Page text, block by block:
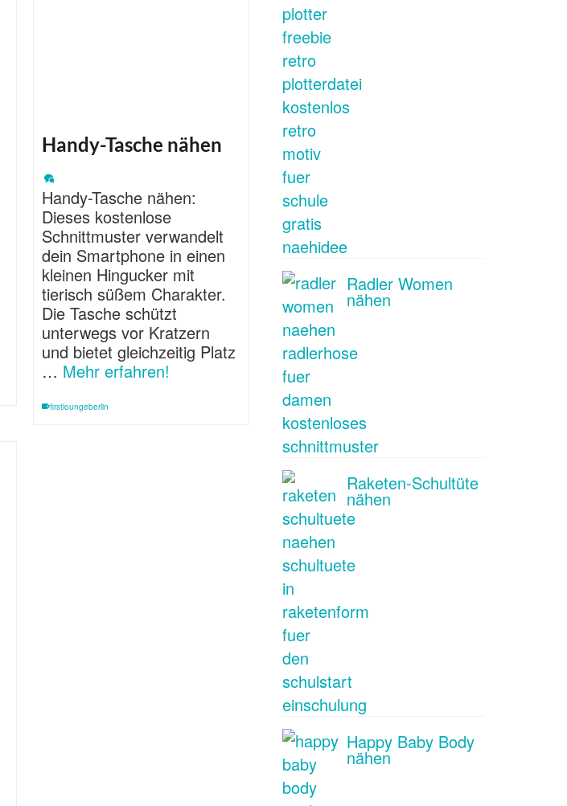
Handy-Tasche nähen
Handy-Tasche nähen:
Dieses kostenlose
Schnittmuster verwandelt
dein Smartphone in einen
kleinen Hingucker mit
tierisch süßem Charakter.
Die Tasche schützt
unterwegs vor Kratzern
und bietet gleichzeitig Platz
… Mehr erfahren!
firstloungeberlin
Radler Women
nähen
Raketen-Schultüte
nähen
Happy Baby Body
nähen